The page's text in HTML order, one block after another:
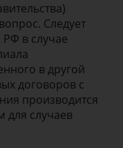
Следует
РФ в случае
в другой
договоров с
производится
для случаев